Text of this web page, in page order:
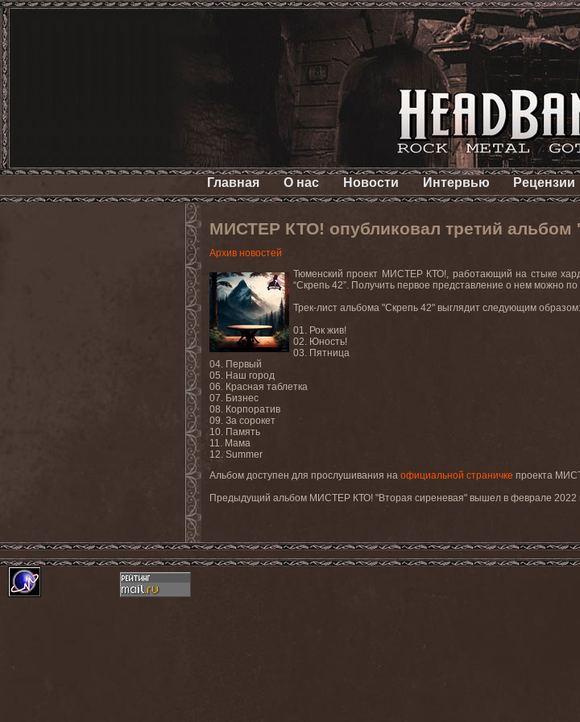
Главная О нас Новости Интервью Рецензии
МИСТЕР КТО! опубликовал третий альбом
Архив новостей
Тюменский проект МИСТЕР КТО!, работающий на стыке
“Скрепь 42”. Получить первое представление о нем можно
Трек-лист альбома "Скрепь 42" выглядит следующим образом:
01. Рок жив!
02. Юность!
03. Пятница
04. Первый
05. Наш город
06. Красная таблетка
07. Бизнес
08. Корпоратив
09. За сорокет
10. Память
11. Мама
12. Summer
Альбом доступен для прослушивания на официальной страничке проекта
Предыдущий альбом МИСТЕР КТО! "Вторая сиреневая" вышел в феврале 2022